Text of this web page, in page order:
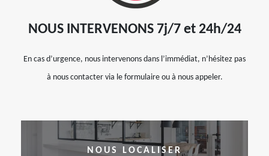
NOUS INTERVENONS 7j/7 et 24h/24
En cas d’urgence, nous intervenons dans l’immédiat, n’hésitez pas
à nous contacter via le formulaire ou à nous appeler.
NOUS LOCALISER